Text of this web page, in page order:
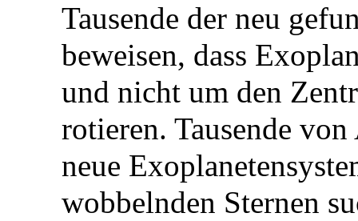
Tausende der neu
beweisen, dass
und nicht um den
rotieren. Tausende
neue
wobbelnden Sternen